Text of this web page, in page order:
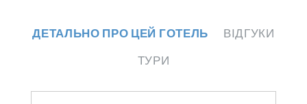
ДЕТАЛЬНО ПРО ЦЕЙ ГОТЕЛЬ
ВІДГУКИ
ТУРИ